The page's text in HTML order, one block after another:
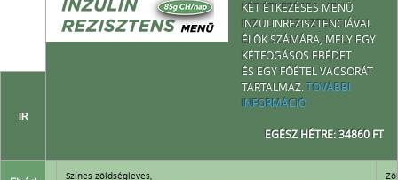
KÉT ÉTKEZÉSES MENÜ
INZULINREZISZTENCIÁVAL
ÉLŐK SZÁMÁRA, MELY EGY
KÉTFOGÁSOS EBÉDET
ÉS EGY FŐÉTEL VACSORÁT
TARTALMAZ.TOVÁBBI
INFORMÁCIÓ
EGÉSZ HÉTRE: 34860 FT
IR
Színes zöldségleves,